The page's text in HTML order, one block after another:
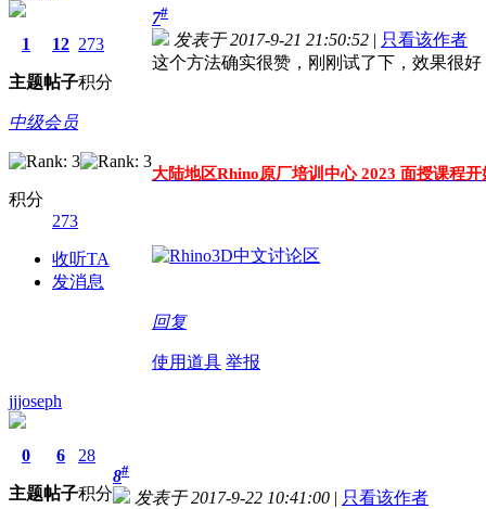
1
主题
12
帖子
273
积分
中级会员
积分
273
收听TA
发消息
7#
发表于 2017-9-21 21:50:52 | 只看该作者
这个方法确实很赞，刚刚试了下，效果很
大陆地区Rhino原厂培训中心 2023 面授课程开
回复
使用道具 举报
jjjoseph
0
主题
6
帖子
28
积分
8#
发表于 2017-9-22 10:41:00 | 只看该作者